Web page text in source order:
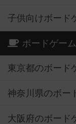
子供向けボード
ボードゲー
東京都のボード
神奈川県のボー
大阪府のボード